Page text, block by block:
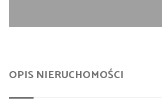
OPIS NIERUCHOMOŚCI